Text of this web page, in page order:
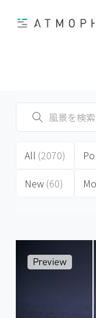
All (2070)
New (60)